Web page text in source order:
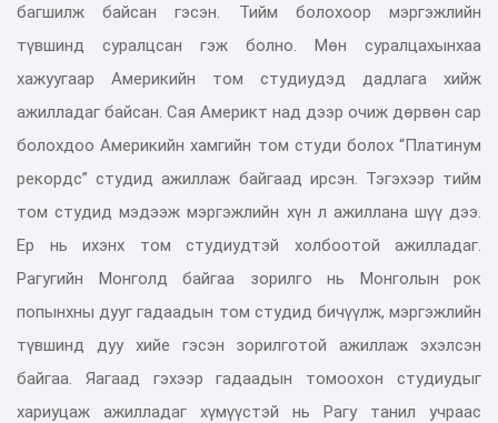
багшилж байсан гэсэн. Тийм болохоор мэргэжлийн
түвшинд суралцсан гэж болно. Мөн суралцахынхаа
хажуугаар Америкийн том студиудэд дадлага хийж
ажилладаг байсан. Сая Америкт над дээр очиж дөрвөн сар
болохдоо Америкийн хамгийн том студи болох “Платинум
рекордс” студид ажиллаж байгаад ирсэн. Тэгэхээр тийм
том студид мэдээж мэргэжлийн хүн л ажиллана шүү дээ.
Ер нь ихэнх том студиудтэй холбоотой ажилладаг.
Рагугийн Монголд байгаа зорилго нь Монголын рок
попынхны дууг гадаадын том студид бичүүлж, мэргэжлийн
түвшинд дуу хийе гэсэн зорилготой ажиллаж эхэлсэн
байгаа. Яагаад гэхээр гадаадын томоохон студиудыг
хариуцаж ажилладаг хүмүүстэй нь Рагу танил учраас